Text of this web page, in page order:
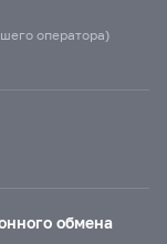
оператора)
обмена